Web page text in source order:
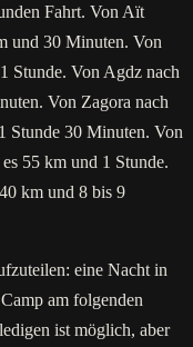
Fahrt. Von Aït
und 30 Minuten. Von
Stunde. Von Agdz nach
Von Zagora nach
Stunde 30 Minuten. Von
55 km und 1 Stunde.
km und 8 bis 9
eine Nacht in
am folgenden
ist möglich, aber